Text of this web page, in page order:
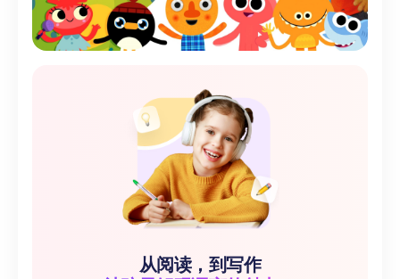
从阅读，到写作